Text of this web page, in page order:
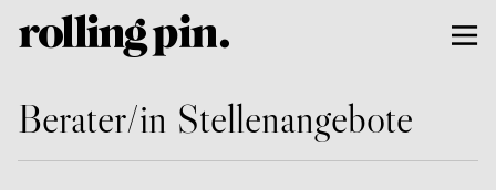
Berater/in Stellenangebote